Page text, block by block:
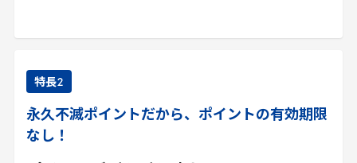
特長2
永久不滅ポイントだから、ポイントの有効期限
なし！